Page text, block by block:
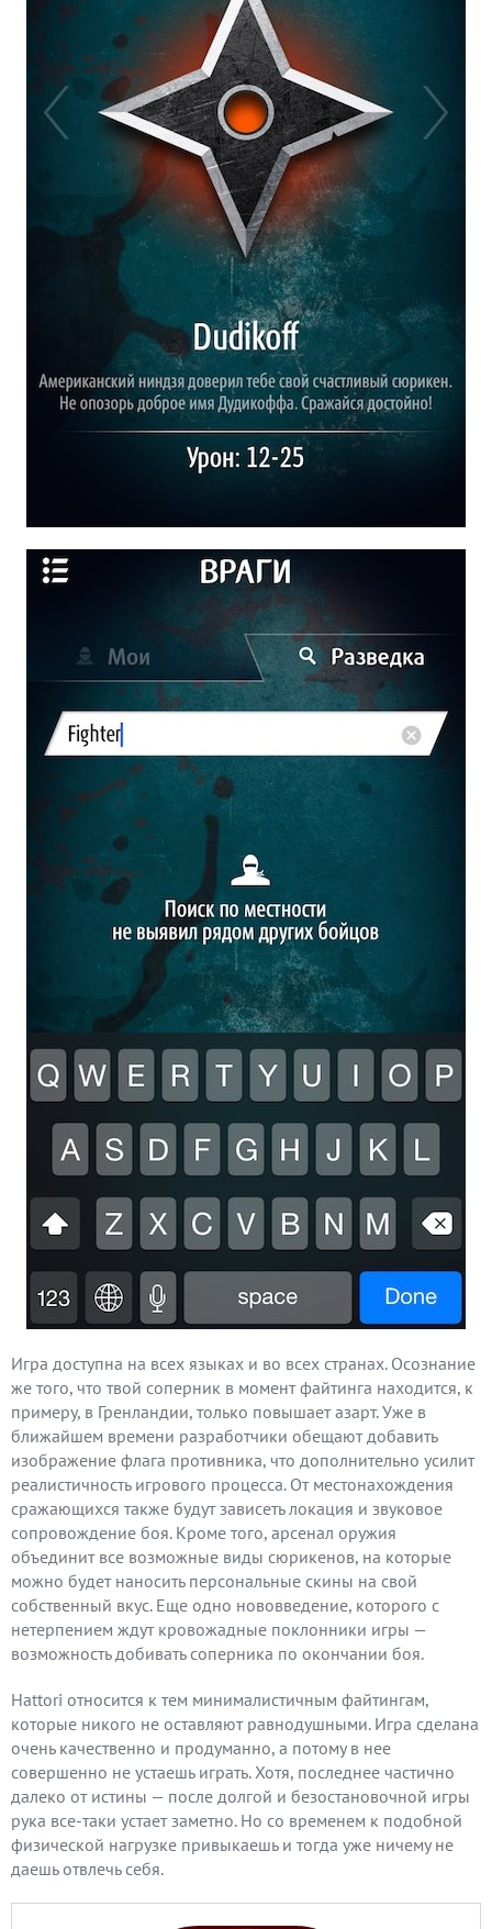
Игра доступна на всех языках и во всех странах. Осознание
же того, что твой соперник в момент файтинга находится, к
примеру, в Гренландии, только повышает азарт. Уже в
ближайшем времени разработчики обещают добавить
изображение флага противника, что дополнительно усилит
реалистичность игрового процесса. От местонахождения
сражающихся также будут зависеть локация и звуковое
сопровождение боя. Кроме того, арсенал оружия
объединит все возможные виды сюрикенов, на которые
можно будет наносить персональные скины на свой
собственный вкус. Еще одно нововведение, которого с
нетерпением ждут кровожадные поклонники игры —
возможность добивать соперника по окончании боя.
Hattori относится к тем минималистичным файтингам,
которые никого не оставляют равнодушными. Игра сделана
очень качественно и продуманно, а потому в нее
совершенно не устаешь играть. Хотя, последнее частично
далеко от истины — после долгой и безостановочной игры
рука все-таки устает заметно. Но со временем к подобной
физической нагрузке привыкаешь и тогда уже ничему не
даешь отвлечь себя.